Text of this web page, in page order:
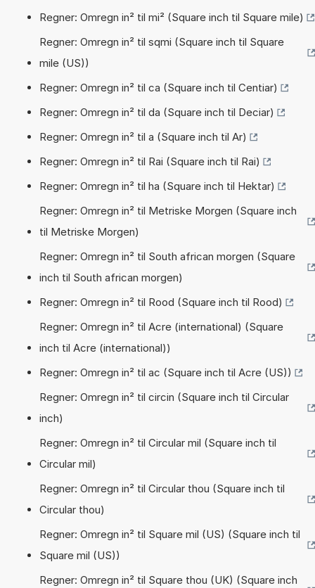
Regner: Omregn in² til mi² (Square inch til Square mile)
Regner: Omregn in² til sqmi (Square inch til Square
mile (US))
Regner: Omregn in² til ca (Square inch til Centiar)
Regner: Omregn in² til da (Square inch til Deciar)
Regner: Omregn in² til a (Square inch til Ar)
Regner: Omregn in² til Rai (Square inch til Rai)
Regner: Omregn in² til ha (Square inch til Hektar)
Regner: Omregn in² til Metriske Morgen (Square inch
til Metriske Morgen)
Regner: Omregn in² til South african morgen (Square
inch til South african morgen)
Regner: Omregn in² til Rood (Square inch til Rood)
Regner: Omregn in² til Acre (international) (Square
inch til Acre (international))
Regner: Omregn in² til ac (Square inch til Acre (US))
Regner: Omregn in² til circin (Square inch til Circular
inch)
Regner: Omregn in² til Circular mil (Square inch til
Circular mil)
Regner: Omregn in² til Circular thou (Square inch til
Circular thou)
Regner: Omregn in² til Square mil (US) (Square inch til
Square mil (US))
Regner: Omregn in² til Square thou (UK) (Square inch